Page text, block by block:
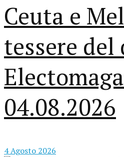
Ceuta e
tessere del
04.08.2026
4 Agosto 2026